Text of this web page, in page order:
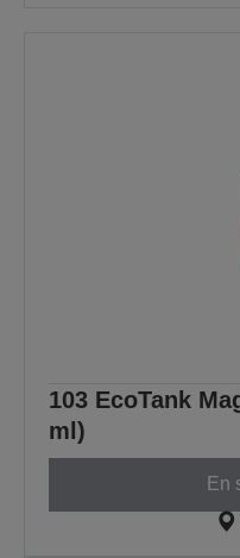
103 EcoTank
ml)
En